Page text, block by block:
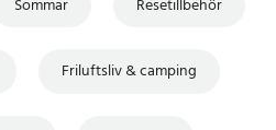
Sommar Resetillbehör
Friluftsliv & camping